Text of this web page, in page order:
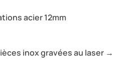
acier 12mm
inox gravées au laser →